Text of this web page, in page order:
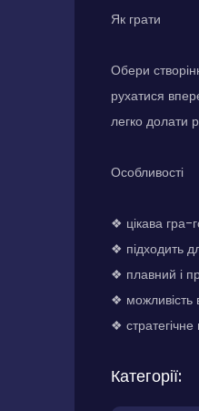
Як грати
Обери
рухатися
легко долати
Особливості
❖ цікава гра-
❖ підходить
❖ плавний і
❖ можливість
❖
Категорії: